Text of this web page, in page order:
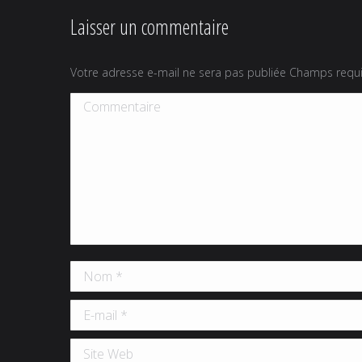
Laisser un commentaire
Votre adresse e-mail ne sera pas publiée Champs
Commentaire
Nom *
E-mail *
Site Web